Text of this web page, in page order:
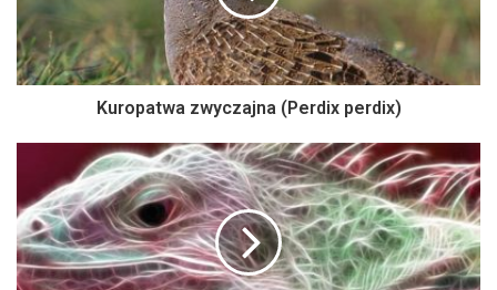
Kuropatwa zwyczajna (Perdix perdix)